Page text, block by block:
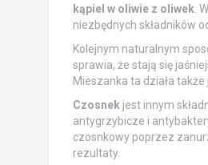
kąpiel w oliwie z oliwek.
niezbędnych składników
Kolejnym naturalnym
sprawia, że stają się
Mieszanka ta działa
Czosnekjest innym
antygrzybicze i
czosnkowy poprzez
rezultaty.